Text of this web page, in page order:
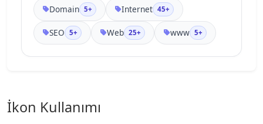
Domain 5+ Internet 45+
SEO 5+ Web 25+ www 5+
İkon Kullanımı